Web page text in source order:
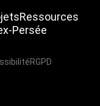
Ressources
Persée
RGPD